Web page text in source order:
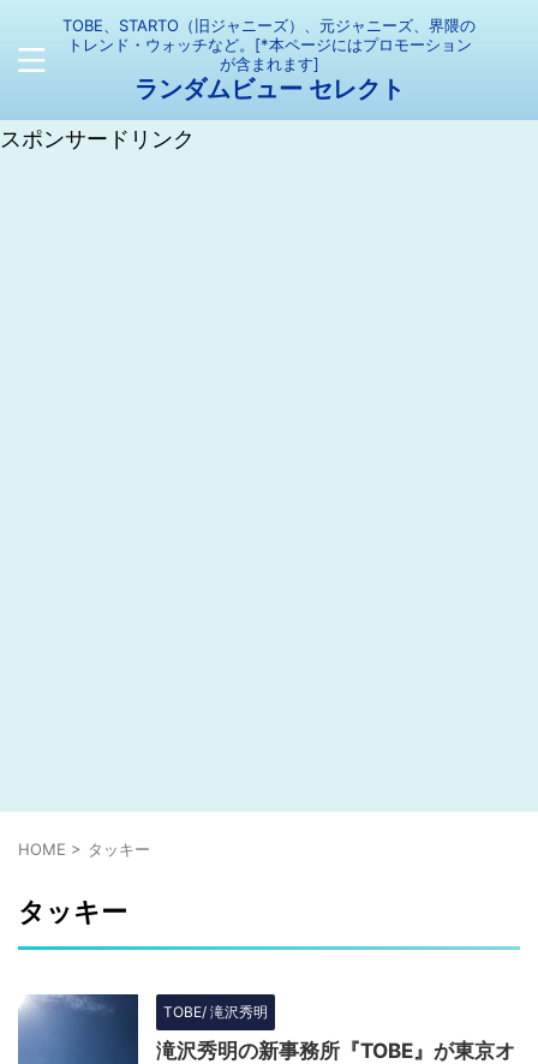
TOBE、STARTO（旧ジャニーズ）、元ジャニーズ、界隈の
トレンド・ウォッチなど。[*本ページにはプロモーション
が含まれます]
ランダムビュー セレクト
スポンサードリンク
HOME > タッキー
タッキー
TOBE/ 滝沢秀明
滝沢秀明の新事務所『TOBE』が東京オ